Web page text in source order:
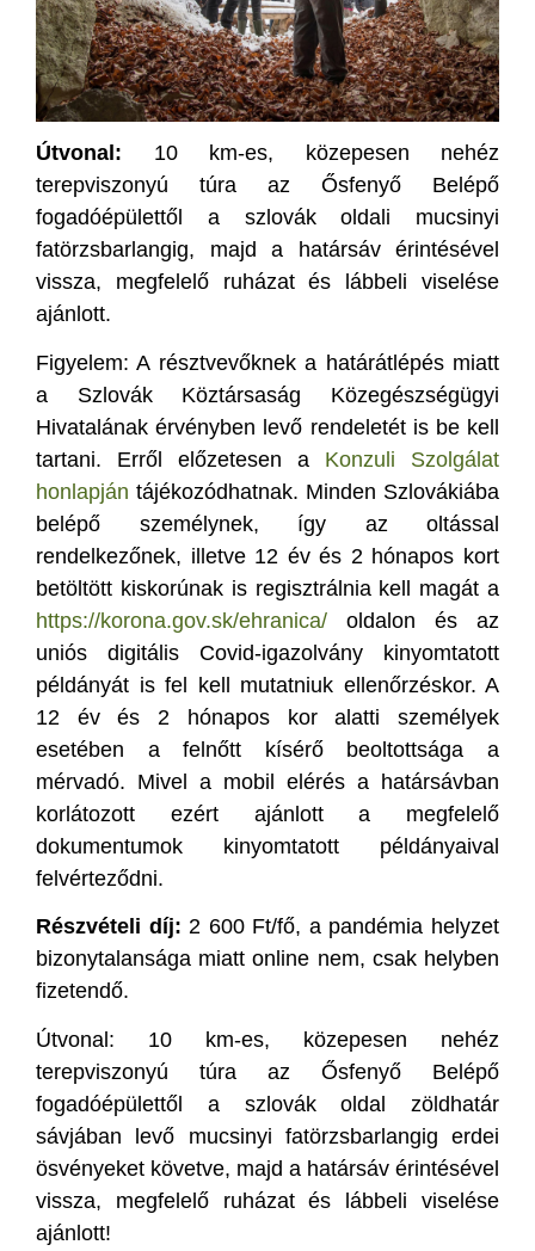
Útvonal: 10 km-es, közepesen nehéz
terepviszonyú túra az Ősfenyő Belépő
fogadóépülettől a szlovák oldali mucsinyi
fatörzsbarlangig, majd a határsáv érintésével
vissza, megfelelő ruházat és lábbeli viselése
ajánlott.
Figyelem: A résztvevőknek a határátlépés miatt
a Szlovák Köztársaság Közegészségügyi
Hivatalának érvényben levő rendeletét is be kell
tartani. Erről előzetesen a Konzuli Szolgálat
honlapján tájékozódhatnak. Minden Szlovákiába
belépő személynek, így az oltással
rendelkezőnek, illetve 12 év és 2 hónapos kort
betöltött kiskorúnak is regisztrálnia kell magát a
https://korona.gov.sk/ehranica/ oldalon és az
uniós digitális Covid-igazolvány kinyomtatott
példányát is fel kell mutatniuk ellenőrzéskor. A
12 év és 2 hónapos kor alatti személyek
esetében a felnőtt kísérő beoltottsága a
mérvadó. Mivel a mobil elérés a határsávban
korlátozott ezért ajánlott a megfelelő
dokumentumok kinyomtatott példányaival
felvérteződni.
Részvételi díj: 2 600 Ft/fő, a pandémia helyzet
bizonytalansága miatt online nem, csak helyben
fizetendő.
Útvonal: 10 km-es, közepesen nehéz
terepviszonyú túra az Ősfenyő Belépő
fogadóépülettől a szlovák oldal zöldhatár
sávjában levő mucsinyi fatörzsbarlangig erdei
ösvényeket követve, majd a határsáv érintésével
vissza, megfelelő ruházat és lábbeli viselése
ajánlott!